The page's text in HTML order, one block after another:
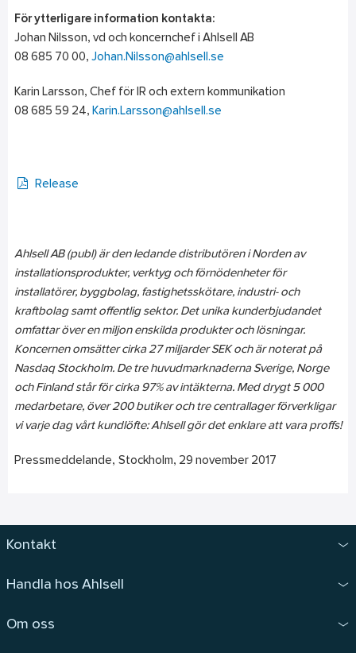
För ytterligare information kontakta:
Johan Nilsson, vd och koncernchef i Ahlsell AB
08 685 70 00, Johan.Nilsson@ahlsell.se
Karin Larsson, Chef för IR och extern kommunikation
08 685 59 24, Karin.Larsson@ahlsell.se
Release
Ahlsell AB (publ) är den ledande distributören i Norden av
installationsprodukter, verktyg och förnödenheter för
installatörer, byggbolag, fastighetsskötare, industri- och
kraftbolag samt offentlig sektor. Det unika kunderbjudandet
omfattar över en miljon enskilda produkter och lösningar.
Koncernen omsätter cirka 27 miljarder SEK och är noterat på
Nasdaq Stockholm. De tre huvudmarknaderna Sverige, Norge
och Finland står för cirka 97% av intäkterna. Med drygt 5 000
medarbetare, över 200 butiker och tre centrallager förverkligar
vi varje dag vårt kundlöfte: Ahlsell gör det enklare att vara proffs!
Pressmeddelande, Stockholm, 29 november 2017
Kontakt
Handla hos Ahlsell
Om oss